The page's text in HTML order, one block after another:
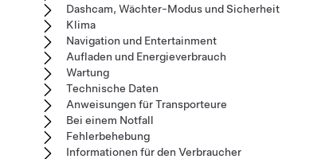
Dashcam, Wächter-Modus und Sicherheit
Klima
Navigation und Entertainment
Aufladen und Energieverbrauch
Wartung
Technische Daten
Anweisungen für Transporteure
Bei einem Notfall
Fehlerbehebung
Informationen für den Verbraucher